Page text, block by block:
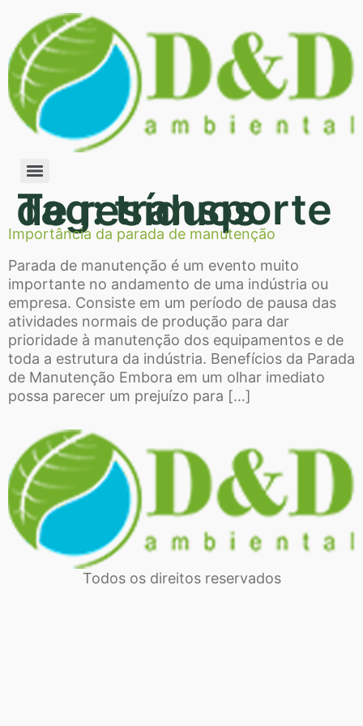
Tag:
transporte de resíduos
Importância da parada de manutenção
Parada de manutenção é um evento muito
importante no andamento de uma indústria ou
empresa. Consiste em um período de pausa das
atividades normais de produção para dar
prioridade à manutenção dos equipamentos e de
toda a estrutura da indústria. Benefícios da Parada
de Manutenção Embora em um olhar imediato
possa parecer um prejuízo para […]
Todos os direitos reservados